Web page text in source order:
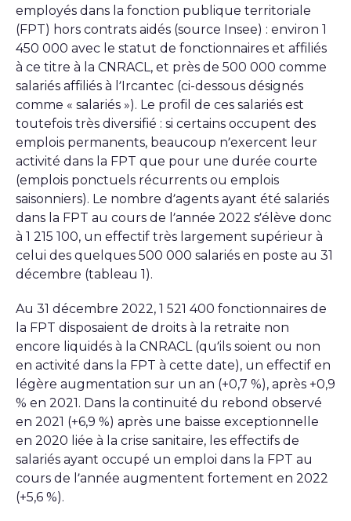
employés dans la fonction publique territoriale
(FPT) hors contrats aidés (source Insee) : environ 1
450 000 avec le statut de fonctionnaires et affiliés
à ce titre à la CNRACL, et près de 500 000 comme
salariés affiliés à l’Ircantec (ci-dessous désignés
comme « salariés »). Le profil de ces salariés est
toutefois très diversifié : si certains occupent des
emplois permanents, beaucoup n’exercent leur
activité dans la FPT que pour une durée courte
(emplois ponctuels récurrents ou emplois
saisonniers). Le nombre d’agents ayant été salariés
dans la FPT au cours de l’année 2022 s’élève donc
à 1 215 100, un effectif très largement supérieur à
celui des quelques 500 000 salariés en poste au 31
décembre (tableau 1).
Au 31 décembre 2022, 1 521 400 fonctionnaires de
la FPT disposaient de droits à la retraite non
encore liquidés à la CNRACL (qu’ils soient ou non
en activité dans la FPT à cette date), un effectif en
légère augmentation sur un an (+0,7 %), après +0,9
% en 2021. Dans la continuité du rebond observé
en 2021 (+6,9 %) après une baisse exceptionnelle
en 2020 liée à la crise sanitaire, les effectifs de
salariés ayant occupé un emploi dans la FPT au
cours de l’année augmentent fortement en 2022
(+5,6 %).